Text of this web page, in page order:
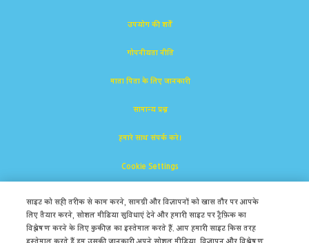
उपयोग की शर्तें
गोपनीयता नीति
माता पिता के लिए जानकारी
सामान्य प्रश्न
हमारे साथ संपर्क करे।
Cookie Settings
साइट को सही तरीक से काम करने, सामग्री और विज्ञापनों को खास तौर पर आपके
लिए तैयार करने, सोशल मीडिया सुविधाएं देने और हमारी साइट पर ट्रैफ़िक का
विश्लेषण करने के लिए कुकीज़ का इस्तेमाल करते हैं. आप हमारी साइट किस तरह